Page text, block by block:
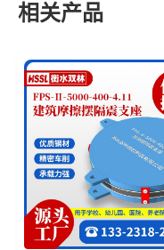
相关产品